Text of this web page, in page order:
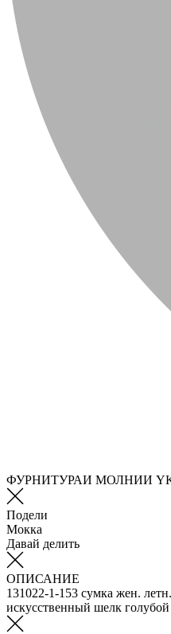
ФУРНИТУРАИ МОЛНИИ
Подели
Мокка
Давай делить
ОПИСАНИЕ
131022-1-153 сумка жен.
искусственный шелк